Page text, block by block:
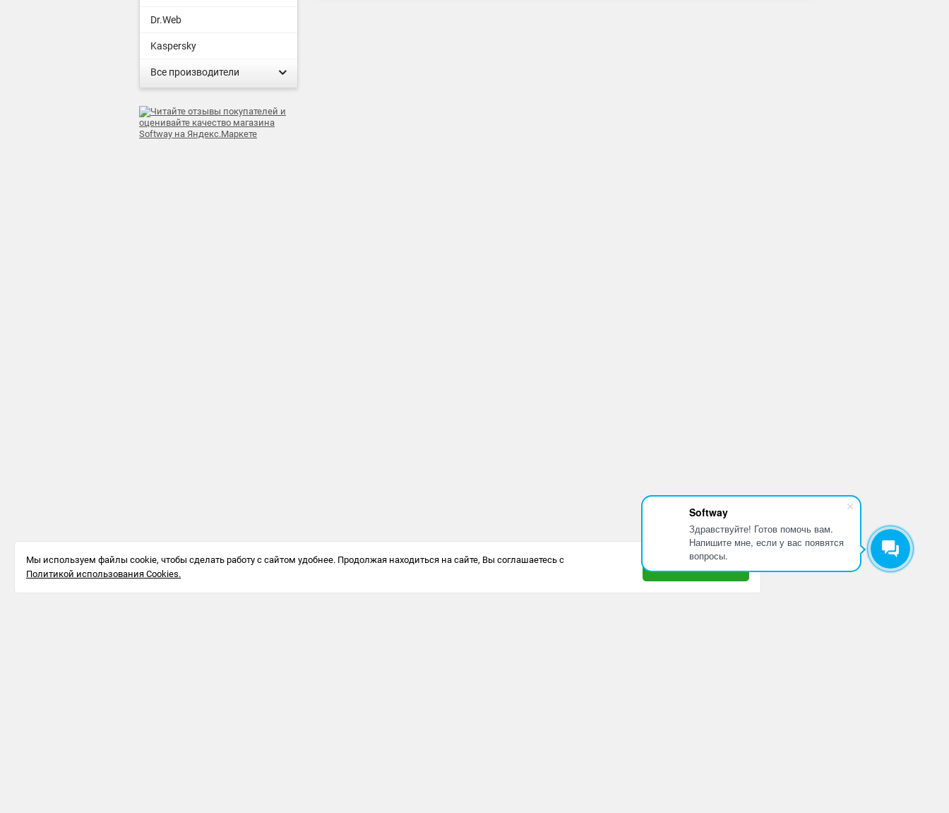
Softway
Здравствуйте! Готов помочь вам.
Напишите мне, если у вас появятся
вопросы.
Dr.Web
Kaspersky
Все производители
Мы используем файлы cookie, чтобы сделать работу с сайтом удобнее. Продолжая находиться на сайте, Вы соглашаетесь с
Политикой использования Cookies.